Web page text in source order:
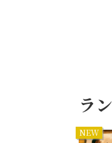
ラ
NEW